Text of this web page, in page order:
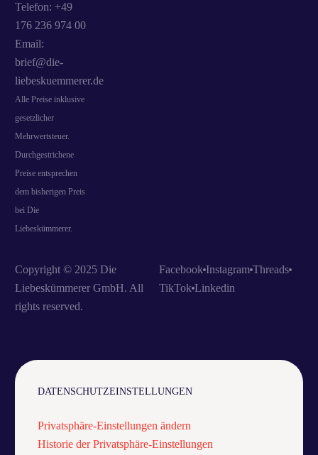
Telefon: +49
176 236 974 00
Email:
brief@die-
liebeskuemmerer.de
Alle Preise inklusive
gesetzlicher
Mehrwertsteuer.
Durchgestrichene
Preise entsprechen
dem bisherigen Preis
bei Die
Liebeskümmerer.
Copyright © 2025 Die
Liebeskümmerer GmbH. All
rights reserved.
Facebook Instagram Threads
TikTok Linkedin
DATENSCHUTZEINSTELLUNGEN
Privatsphäre-Einstellungen ändern
Historie der Privatsphäre-Einstellungen